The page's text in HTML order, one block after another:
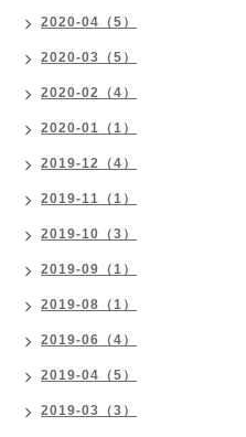
2020-04（5）
2020-03（5）
2020-02（4）
2020-01（1）
2019-12（4）
2019-11（1）
2019-10（3）
2019-09（1）
2019-08（1）
2019-06（4）
2019-04（5）
2019-03（3）